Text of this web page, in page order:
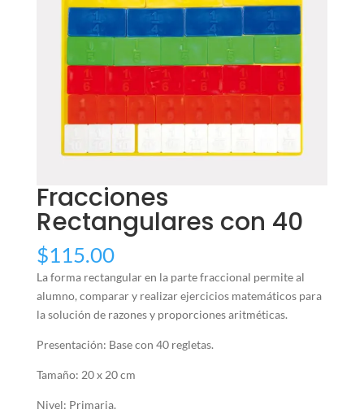
Fracciones
Rectangulares con 40
$115.00
La forma rectangular en la parte fraccional permite al
alumno, comparar y realizar ejercicios matemáticos para
la solución de razones y proporciones aritméticas.
Presentación: Base con 40 regletas.
Tamaño: 20 x 20 cm
Nivel: Primaria.